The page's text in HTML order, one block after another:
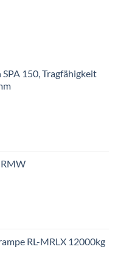
150, Tragfähigkeit
RL-MRLX 12000kg